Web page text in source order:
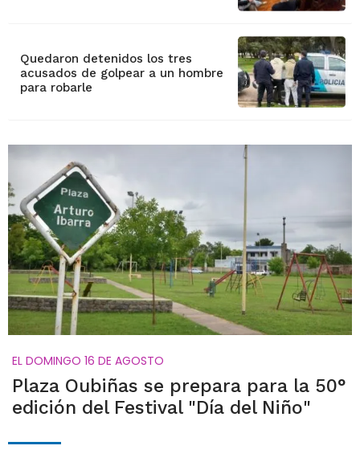
Quedaron detenidos los tres
acusados de golpear a un hombre
para robarle
EL DOMINGO 16 DE AGOSTO
Plaza Oubiñas se prepara para la 50°
edición del Festival "Día del Niño"